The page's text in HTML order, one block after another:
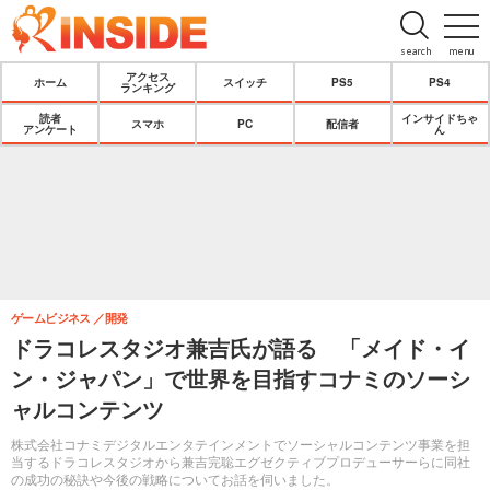
menu
search
ホーム
アクセス
ランキング
スイッチ PS5 PS4
読者
アンケート
スマホ PC 配信者
インサイドちゃ
ん
ドラコレスタジオ兼吉氏が語る 「メイド・イ
ン・ジャパン」で世界を目指すコナミのソーシ
ャルコンテンツ
株式会社コナミデジタルエンタテインメントでソーシャルコンテンツ事業を担
当するドラコレスタジオから兼吉完聡エグゼクティブプロデューサーらに同社
の成功の秘訣や今後の戦略についてお話を伺いました。
ゲームビジネス 開発